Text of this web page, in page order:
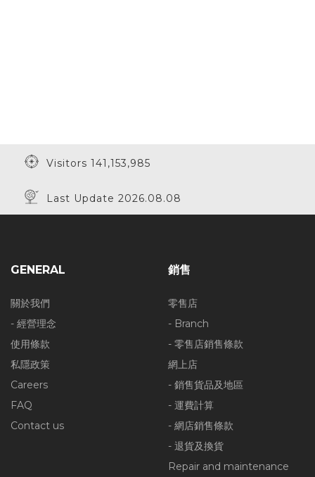
Visitors 141,153,985
Last Update 2026.08.08
GENERAL
關於我們
- 經營理念
使用條款
私隱政策
Careers
FAQ
Contact us
銷售
零售店
- Branch
- 零售店銷售條款
網上店
- 銷售貨品及地區
- 運費計算
- 網店銷售條款
- 退貨及換貨
Repair and maintenance